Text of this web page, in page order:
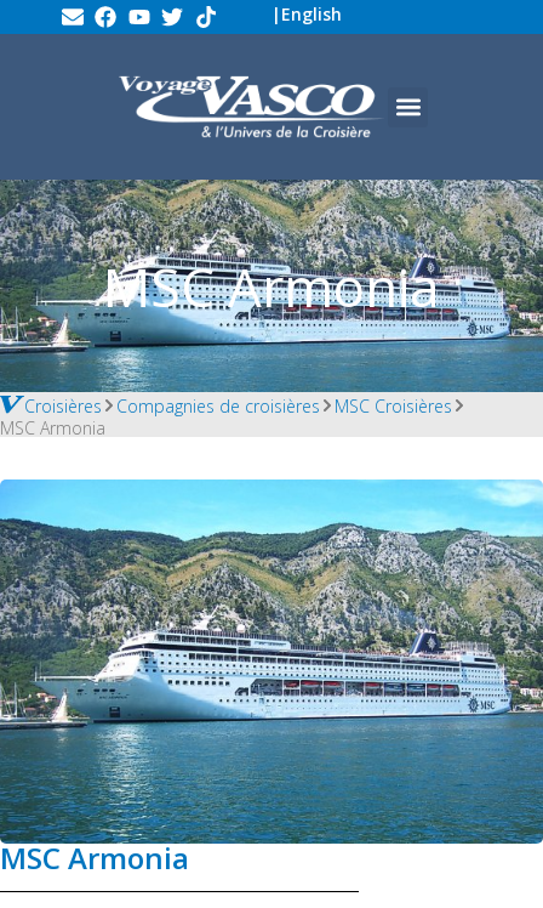
| English
MSC Armonia
Croisières Compagnies de croisières
MSC Croisières
MSC Armonia
MSC Armonia